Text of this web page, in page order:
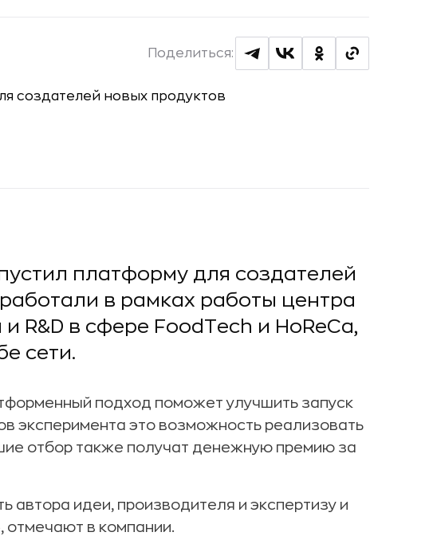
Поделиться:
платформу для создателей
в рамках работы центра
R&D в сфере FoodTech и HoReCa,
сети.
подход поможет улучшить запуск
эксперимента это возможность реализовать
отбор также получат денежную премию за
автора идеи, производителя и экспертизу и
отмечают в компании.